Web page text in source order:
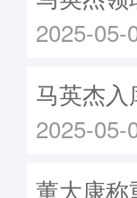
2025-05-
马英杰入
2025-05-
董大康称